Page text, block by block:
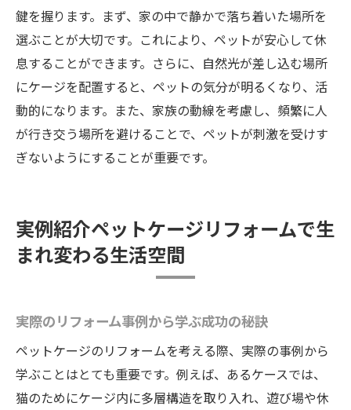
鍵を握ります。まず、家の中で静かで落ち着いた場所を
選ぶことが大切です。これにより、ペットが安心して休
息することができます。さらに、自然光が差し込む場所
にケージを配置すると、ペットの気分が明るくなり、活
動的になります。また、家族の動線を考慮し、頻繁に人
が行き交う場所を避けることで、ペットが刺激を受けす
ぎないようにすることが重要です。
実例紹介ペットケージリフォームで生
まれ変わる生活空間
実際のリフォーム事例から学ぶ成功の秘訣
ペットケージのリフォームを考える際、実際の事例から
学ぶことはとても重要です。例えば、あるケースでは、
猫のためにケージ内に多層構造を取り入れ、遊び場や休